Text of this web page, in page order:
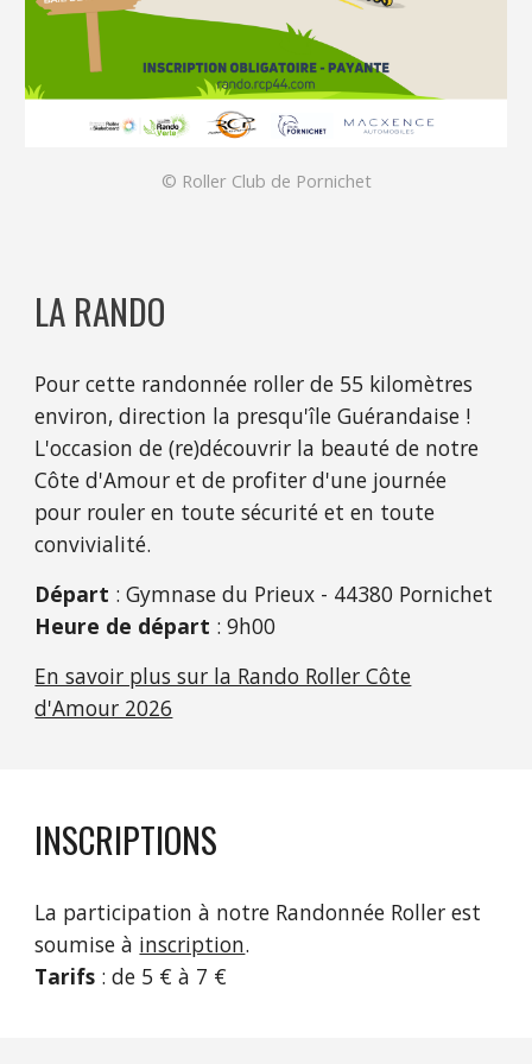
© Roller Club de Pornichet
LA RANDO
Pour cette randonnée roller de 55 kilomètres
environ, direction la presqu'île Guérandaise !
L'occasion de (re)découvrir la beauté de notre
Côte d'Amour et de profiter d'une journée
pour rouler en toute sécurité et en toute
convivialité.
Départ : Gymnase du Prieux - 44380 Pornichet
Heure de départ : 9h00
En savoir plus sur la Rando Roller Côte
d'Amour 2026
INSCRIPTIONS
La participation à notre Randonnée Roller est
soumise à inscription.
Tarifs : de 5 € à 7 €